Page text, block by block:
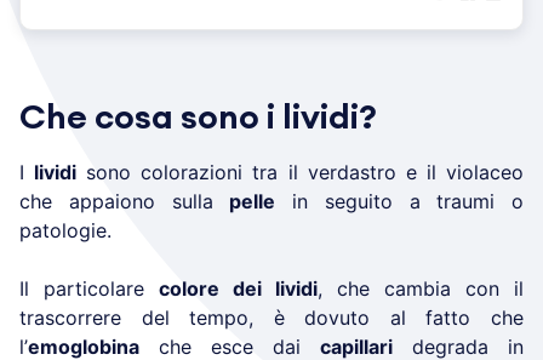
Che cosa sono i lividi?
I lividi sono colorazioni tra il verdastro e il violaceo
che appaiono sulla pelle in seguito a traumi o
patologie.
Il particolare colore dei lividi, che cambia con il
trascorrere del tempo, è dovuto al fatto che
l’emoglobina che esce dai capillari degrada in